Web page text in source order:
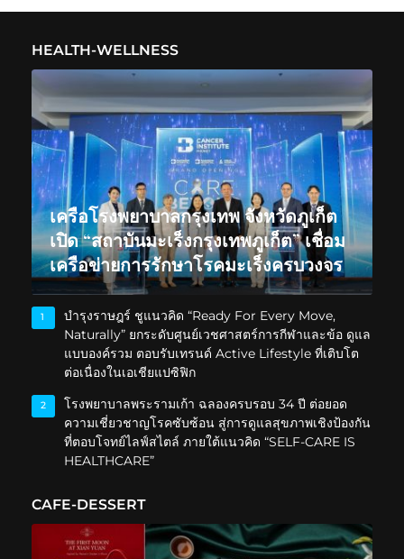
HEALTH-WELLNESS
เครือโรงพยาบาลกรุงเทพ จังหวัดภูเก็ต
เปิด “สถาบันมะเร็งกรุงเทพภูเก็ต” เชื่อม
เครือข่ายการรักษาโรคมะเร็งครบวงจร
1
บำรุงราษฎร์ ชูแนวคิด “Ready For Every Move,
Naturally” ยกระดับศูนย์เวชศาสตร์การกีฬาและข้อ ดูแล
แบบองค์รวม ตอบรับเทรนด์ Active Lifestyle ที่เติบโต
ต่อเนื่องในเอเชียแปซิฟิก
2
โรงพยาบาลพระรามเก้า ฉลองครบรอบ 34 ปี ต่อยอด
ความเชี่ยวชาญโรคซับซ้อน สู่การดูแลสุขภาพเชิงป้องกัน
ที่ตอบโจทย์ไลฟ์สไตล์ ภายใต้แนวคิด “SELF-CARE IS
HEALTHCARE”
CAFE-DESSERT